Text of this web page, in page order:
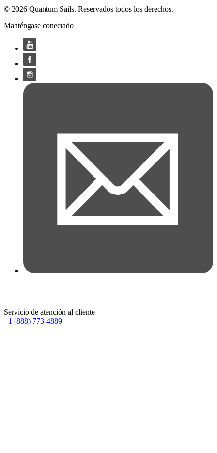
© 2026 Quantum Sails. Reservados todos los derechos.
Manténgase conectado
Servicio de atención al cliente
+1 (888) 773-4889